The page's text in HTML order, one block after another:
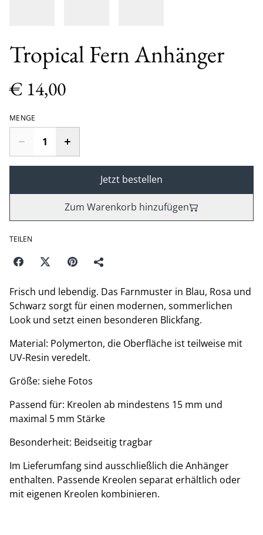
Tropical Fern Anhänger
€ 14,00
MENGE
Jetzt bestellen
Zum Warenkorb hinzufügen
TEILEN
Frisch und lebendig. Das Farnmuster in Blau, Rosa und
Schwarz sorgt für einen modernen, sommerlichen
Look und setzt einen besonderen Blickfang.
Material: Polymerton, die Oberfläche ist teilweise mit
UV-Resin veredelt.
Größe: siehe Fotos
Passend für: Kreolen ab mindestens 15 mm und
maximal 5 mm Stärke
Besonderheit: Beidseitig tragbar
Im Lieferumfang sind ausschließlich die Anhänger
enthalten. Passende Kreolen separat erhältlich oder
mit eigenen Kreolen kombinieren.